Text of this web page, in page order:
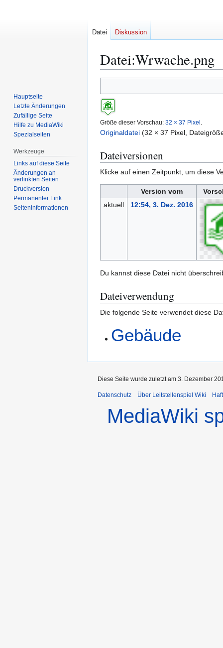
Datei:Wrwache.png
Navigation
springen
Suche
springen
Größe dieser Vorschau: 32 × 37 Pixel
Originaldatei (32 × 37 Pixel,
Dateiversionen
Klicke auf einen Zeitpunkt, um diese
Version vom
aktuell
12:54, 3. Dez. 2016
Du kannst diese Datei nicht
Dateiverwendung
Die folgende Seite verwendet diese
Gebäude
Datei Diskussion
Hauptseite
Letzte Änderungen
Zufällige Seite
Hilfe zu MediaWiki
Spezialseiten
Werkzeuge
Links auf diese Seite
Änderungen an
verlinkten Seiten
Druckversion
Permanenter Link
Seiten­­informationen
Diese Seite wurde zuletzt am 3. Dezember
Datenschutz Über Leitstellenspiel Wiki
MediaWiki